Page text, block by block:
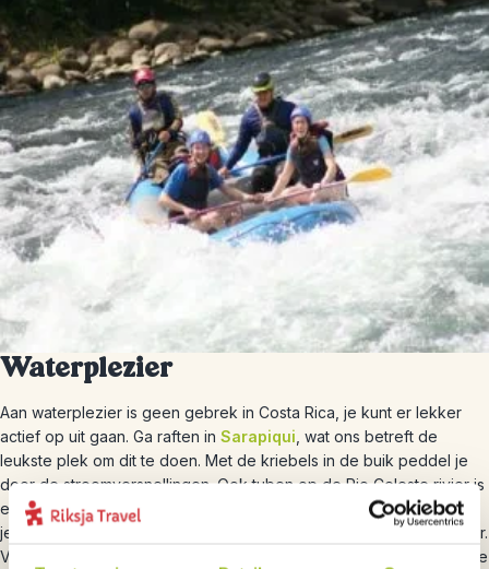
Waterplezier
Aan waterplezier is geen gebrek in Costa Rica, je kunt er lekker
actief op uit gaan. Ga raften in Sarapiqui , wat ons betreft de
leukste plek om dit te doen. Met de kriebels in de buik peddel je
door de stroomversnellingen. Ook tuben op de Rio Celeste rivier is
een aanrader, in het park zelf mag het niet maar net erbuiten mag
je je op de turqoise gekleurde rivier laten meevoeren op het water.
Vaar met je kajak over het
, vanaf het meer heb je